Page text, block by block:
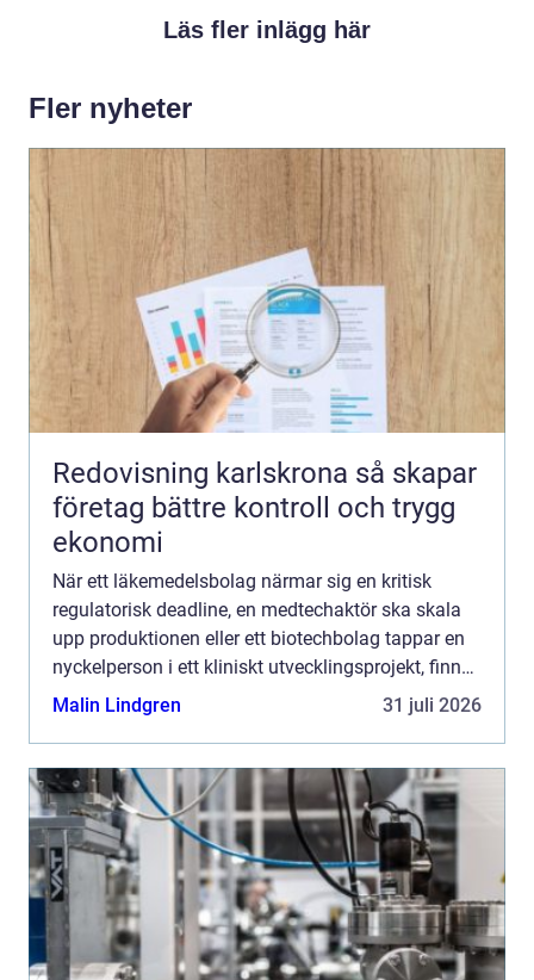
Läs fler inlägg här
Fler nyheter
Redovisning karlskrona så skapar
företag bättre kontroll och trygg
ekonomi
När ett läkemedelsbolag närmar sig en kritisk
regulatorisk deadline, en medtechaktör ska skala
upp produktionen eller ett biotechbolag tappar en
nyckelperson i ett kliniskt utvecklingsprojekt, finns
sällan utrymme för långa rekryteringsprocesser. I
Malin Lindgren 31 juli 2026